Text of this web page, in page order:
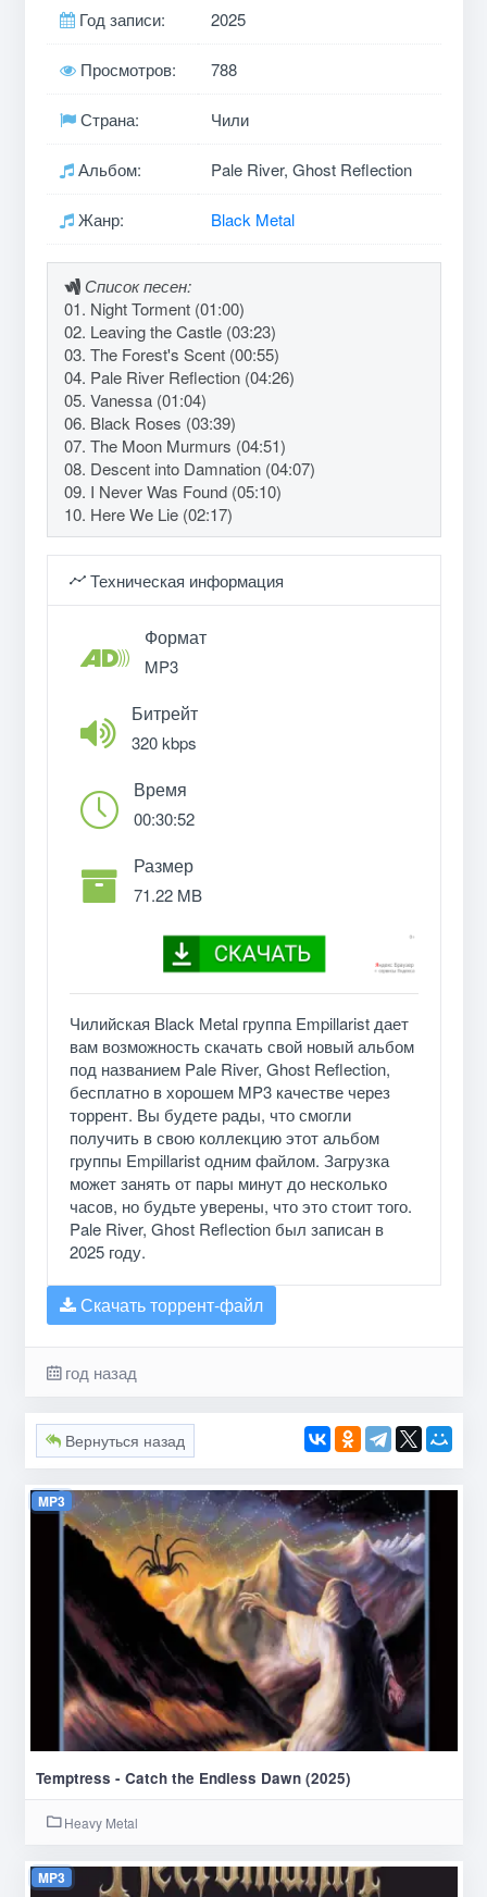
Год записи: 2025
Просмотров: 788
Страна: Чили
Альбом: Pale River, Ghost Reflection
Жанр: Black Metal
Список песен:
01. Night Torment (01:00)
02. Leaving the Castle (03:23)
03. The Forest's Scent (00:55)
04. Pale River Reflection (04:26)
05. Vanessa (01:04)
06. Black Roses (03:39)
07. The Moon Murmurs (04:51)
08. Descent into Damnation (04:07)
09. I Never Was Found (05:10)
10. Here We Lie (02:17)
Техническая информация
Формат
MP3
Битрейт
320 kbps
Время
00:30:52
Размер
71.22 MB
Чилийская Black Metal группа Empillarist дает
вам возможность скачать свой новый альбом
под названием Pale River, Ghost Reflection,
бесплатно в хорошем MP3 качестве через
торрент. Вы будете рады, что смогли
получить в свою коллекцию этот альбом
группы Empillarist одним файлом. Загрузка
может занять от пары минут до несколько
часов, но будьте уверены, что это стоит того.
Pale River, Ghost Reflection был записан в
2025 году.
Скачать торрент-файл
год назад
Вернуться назад
MP3
Temptress - Catch the Endless Dawn (2025)
Heavy Metal
MP3